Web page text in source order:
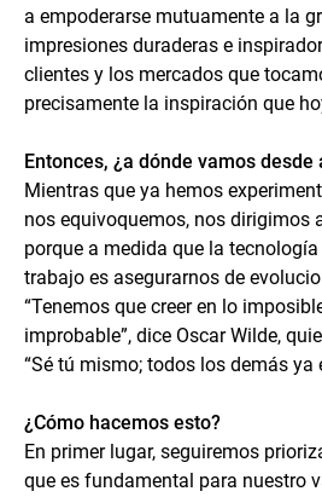
a empoderarse mutuamente a la
impresiones duraderas e
clientes y los mercados que
precisamente la inspiración que
Entonces, ¿a dónde vamos desde
Mientras que ya hemos
nos equivoquemos, nos dirigimos
porque a medida que la
trabajo es asegurarnos de
“Tenemos que creer en lo
improbable”, dice Oscar Wilde,
“Sé tú mismo; todos los demás ya
¿Cómo hacemos esto?
En primer lugar, seguiremos
que es fundamental para nuestro